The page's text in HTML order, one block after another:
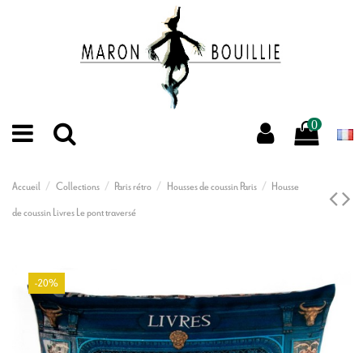
0
Accueil Collections Paris rétro Housses de coussin Paris
Housse
de coussin Livres Le pont traversé
-20%